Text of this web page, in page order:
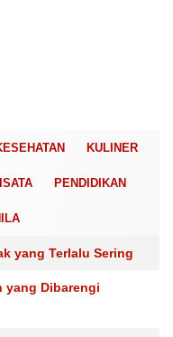
KULINER
PENDIDIKAN
yang Terlalu Sering
yang Dibarengi